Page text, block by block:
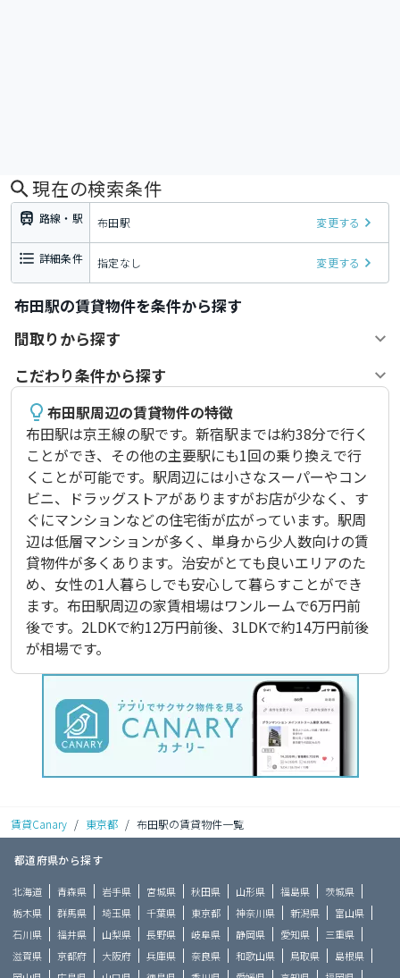
現在の検索条件
路線・駅 布田駅 変更する
詳細条件 指定なし 変更する
布田駅の賃貸物件を条件から探す
間取りから探す
こだわり条件から探す
布田駅周辺の賃貸物件の特徴
布田駅は京王線の駅です。新宿駅までは約38分で行く
ことができ、その他の主要駅にも1回の乗り換えで行
くことが可能です。駅周辺には小さなスーパーやコン
ビニ、ドラッグストアがありますがお店が少なく、す
ぐにマンションなどの住宅街が広がっています。駅周
辺は低層マンションが多く、単身から少人数向けの賃
貸物件が多くあります。治安がとても良いエリアのた
め、女性の1人暮らしでも安心して暮らすことができ
ます。布田駅周辺の家賃相場はワンルームで6万円前
後です。2LDKで約12万円前後、3LDKで約14万円前後
が相場です。
賃貸Canary / 東京都 / 布田駅の賃貸物件一覧
都道府県から探す
北海道 青森県 岩手県 宮城県 秋田県 山形県 福島県
茨城県
栃木県
群馬県 埼玉県 千葉県 東京都 神奈川県 新潟県
富山県
石川県
福井県 山梨県 長野県 岐阜県 静岡県 愛知県
三重県
滋賀県
京都府 大阪府 兵庫県 奈良県 和歌山県 鳥取県
島根県